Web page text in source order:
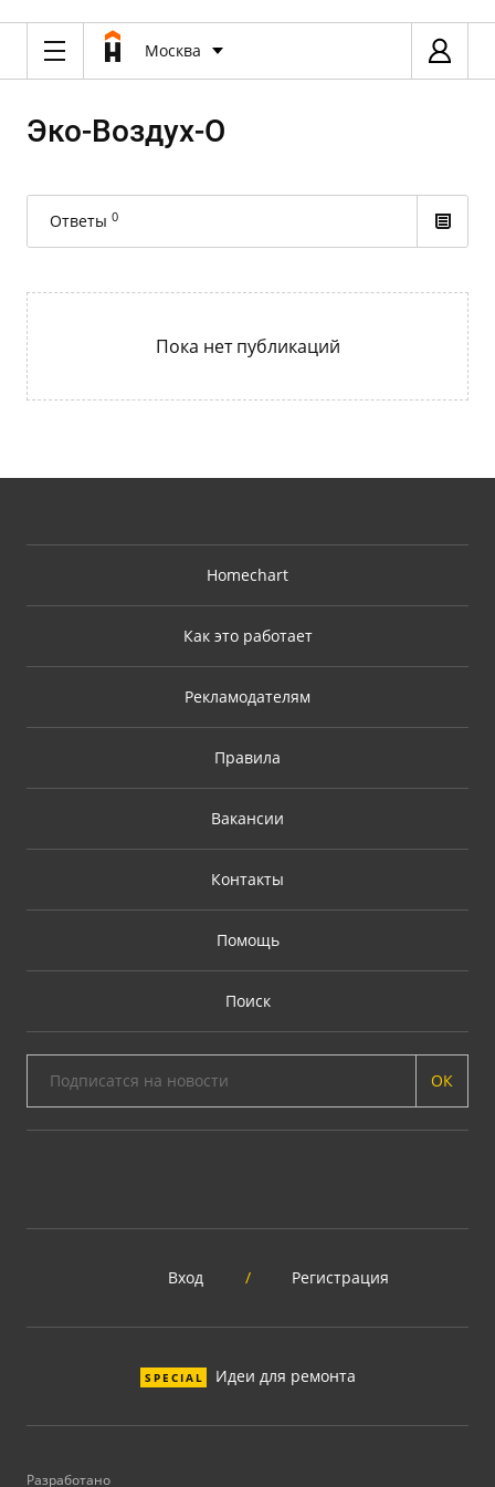
Москва
Эко-Воздух-О
Ответы 0
Пока нет публикаций
Homechart
Как это работает
Рекламодателям
Правила
Вакансии
Контакты
Помощь
Поиск
ОК
Вход / Регистрация
SPECIAL Идеи для ремонта
Разработано